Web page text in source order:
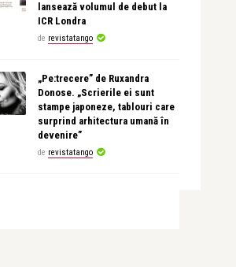
lansează volumul de debut la
ICR Londra
de revistatango
„Pe:trecere” de Ruxandra
Donose. „Scrierile ei sunt
stampe japoneze, tablouri care
surprind arhitectura umană în
devenire”
de revistatango